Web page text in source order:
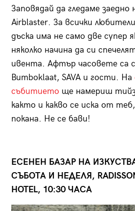
Заповядай да гледаме
Airblaster. За всички
дъска има не само две супер
няколко начина да си
ивента. Афтър часовете са
Bumboklaat, SAVA и гости. На
събитието ще намериш
както и какво се иска от
покана. Не се бави!
ЕСЕНЕН БАЗАР НА
СЪБОТА И НЕДЕЛЯ,
HOTEL, 10:30 ЧАСА